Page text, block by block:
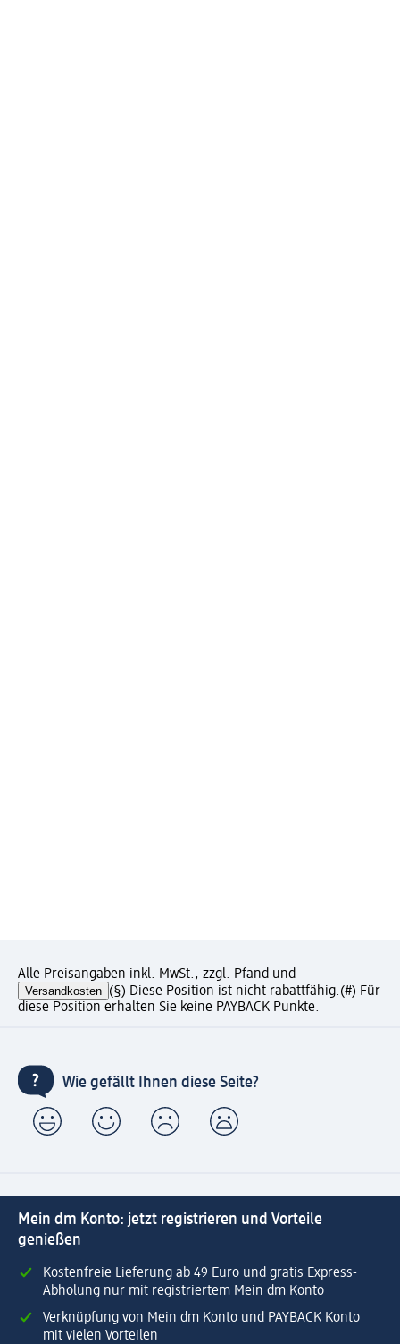
Alle Preisangaben inkl. MwSt., zzgl. Pfand und
Versandkosten (§) Diese Position ist nicht rabattfähig.(#) Für
diese Position erhalten Sie keine PAYBACK Punkte.
Wie gefällt Ihnen diese Seite?
Mein dm Konto: jetzt registrieren und Vorteile
genießen
Kostenfreie Lieferung ab 49 Euro und gratis Express-
Abholung nur mit registriertem Mein dm Konto
Verknüpfung von Mein dm Konto und PAYBACK Konto
mit vielen Vorteilen